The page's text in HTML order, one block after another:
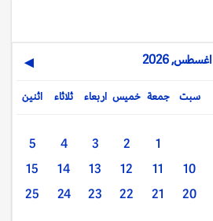
اغسطس, 2026 ▶
اثنين ثلاثاء اربعاء خميس جمعة سبت
1
2
3
4
5
10
11
12
13
14
15
20
21
22
23
24
25